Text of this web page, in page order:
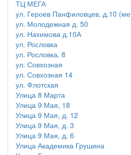
ТЦ МЕГА
ул. Героев Панфиловцев, д.10
ул. Молодежная д. 50
ул. Нахимова д.10А
ул. Рословка
ул. Рословка, 8
ул. Совхозная
ул. Совхозная 14
ул. Флотская
Улица 8 Марта
Улица 9 Мая, 18
Улица 9 Мая, д. 12
Улица 9 Мая, д. 3
Улица 9 Мая, д. 6
Улица Академика Грушина